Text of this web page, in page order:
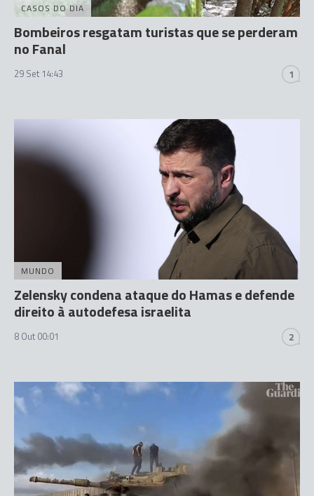
CASOS DO DIA
Bombeiros resgatam turistas que se perderam
no Fanal
29 Set 14:43 1
MUNDO
Zelensky condena ataque do Hamas e defende
direito à autodefesa israelita
8 Out 00:01 2